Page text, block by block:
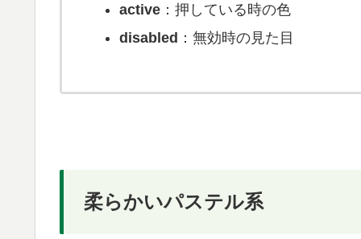
active：押している時の色
disabled ：無効時の見た目
柔らかいパステル系